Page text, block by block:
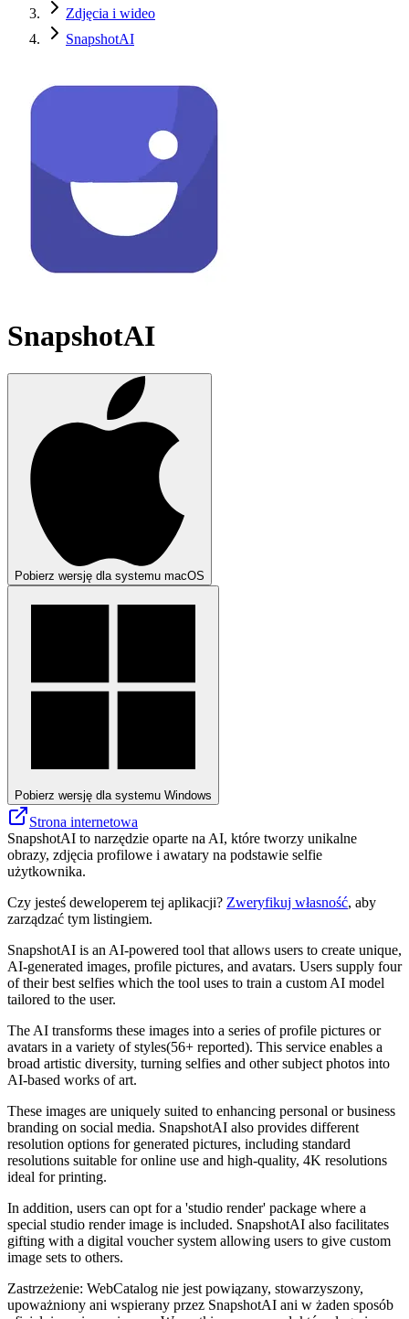
Zdjęcia i wideo
SnapshotAI
SnapshotAI
Pobierz wersję dla systemu macOS
Pobierz wersję dla systemu Windows
Strona internetowa
SnapshotAI to narzędzie oparte na AI, które tworzy unikalne
obrazy, zdjęcia profilowe i awatary na podstawie selfie
użytkownika.
Czy jesteś deweloperem tej aplikacji? Zweryfikuj własność, aby
zarządzać tym listingiem.
SnapshotAI is an AI-powered tool that allows users to create unique,
AI-generated images, profile pictures, and avatars. Users supply four
of their best selfies which the tool uses to train a custom AI model
tailored to the user.
The AI transforms these images into a series of profile pictures or
avatars in a variety of styles(56+ reported). This service enables a
broad artistic diversity, turning selfies and other subject photos into
AI-based works of art.
These images are uniquely suited to enhancing personal or business
branding on social media. SnapshotAI also provides different
resolution options for generated pictures, including standard
resolutions suitable for online use and high-quality, 4K resolutions
ideal for printing.
In addition, users can opt for a 'studio render' package where a
special studio render image is included. SnapshotAI also facilitates
gifting with a digital voucher system allowing users to give custom
image sets to others.
Zastrzeżenie: WebCatalog nie jest powiązany, stowarzyszony,
upoważniony ani wspierany przez SnapshotAI ani w żaden sposób